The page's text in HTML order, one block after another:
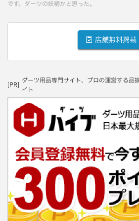
です。ダーツの妖精かと思った。
店舗無料掲載
[PR]
ダーツ用品専門サイト、プロの運営する品
イト